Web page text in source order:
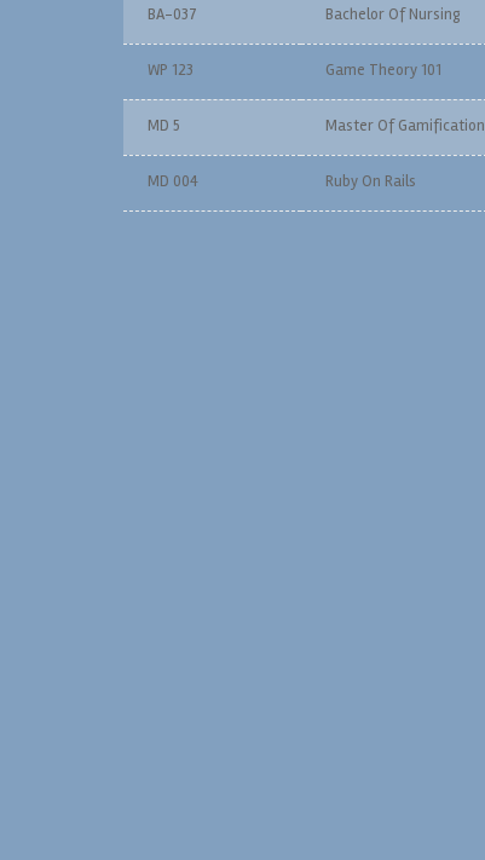
BA-037 Bachelor Of Nursing
WP 123 Game Theory 101
MD 5 Master Of Gamification
MD 004 Ruby On Rails